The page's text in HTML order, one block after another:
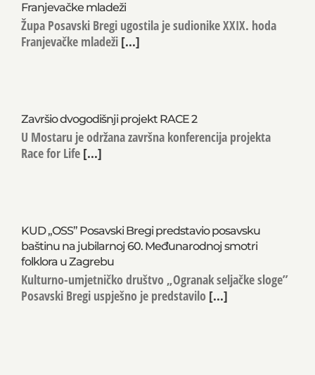
Franjevačke mladeži
Župa Posavski Bregi ugostila je sudionike XXIX. hoda
Franjevačke mladeži [...]
Završio dvogodišnji projekt RACE 2
U Mostaru je održana završna konferencija projekta
Race for Life [...]
KUD „OSS” Posavski Bregi predstavio posavsku
baštinu na jubilarnoj 60. Međunarodnoj smotri
folklora u Zagrebu
Kulturno-umjetničko društvo „Ogranak seljačke sloge”
Posavski Bregi uspješno je predstavilo [...]